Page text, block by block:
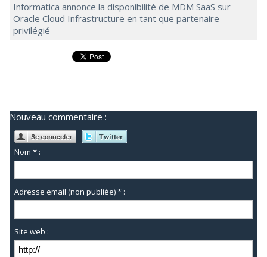
Informatica annonce la disponibilité de MDM SaaS sur
Oracle Cloud Infrastructure en tant que partenaire
privilégié
Nouveau commentaire :
Nom * :
Adresse email (non publiée) * :
Site web :